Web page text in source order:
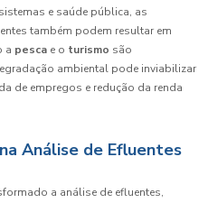
e saúde pública, as
também podem resultar em
a pesca e o turismo são
ambiental pode inviabilizar
de empregos e redução da renda
Análise de Efluentes
a análise de efluentes,